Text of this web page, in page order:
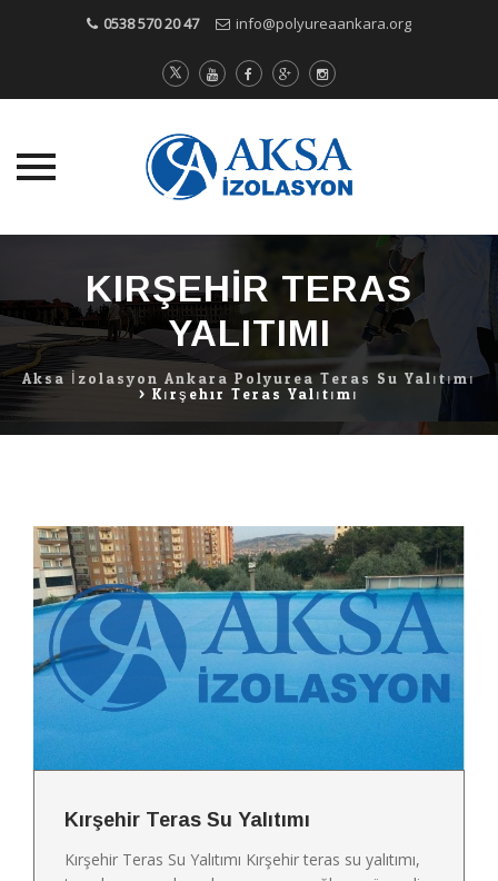
0538 570 20 47 info@polyureaankara.org
content
KIRŞEHIR TERAS
YALITIMI
Aksa İzolasyon Ankara Polyurea Teras Su Yalıtımı
> Kırşehir Teras Yalıtımı
Kırşehir Teras Su Yalıtımı
Kırşehir Teras Su Yalıtımı Kırşehir teras su yalıtımı,